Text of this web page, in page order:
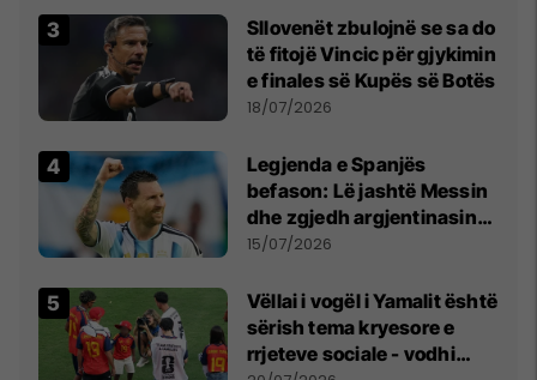
Sllovenët zbulojnë se sa do
të fitojë Vincic për gjykimin
e finales së Kupës së Botës
18/07/2026
Legjenda e Spanjës
befason: Lë jashtë Messin
dhe zgjedh argjentinasin
më të mirë në botë
15/07/2026
Vëllai i vogël i Yamalit është
sërish tema kryesore e
rrjeteve sociale - vodhi